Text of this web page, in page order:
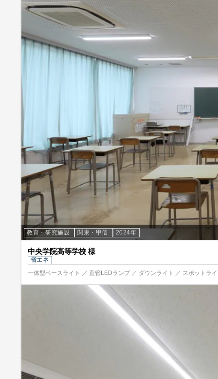
教育・研究施設 関東・甲信 2024年
中央学院高等学校 様
省エネ
一体型ベースライト ／ 直管LEDランプ ／ ダウンライト ／ スポットラ